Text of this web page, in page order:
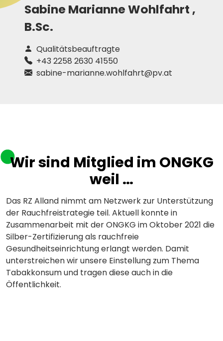
Sabine Marianne Wohlfahrt ,
B.Sc.
Qualitätsbeauftragte
+43 2258 2630 41550
sabine-marianne.wohlfahrt@pv.at
Wir sind Mitglied im ONGKG
weil …
Das RZ Alland nimmt am Netzwerk zur Unterstützung
der Rauchfreistrategie teil. Aktuell konnte in
Zusammenarbeit mit der ONGKG im Oktober 2021 die
Silber-Zertifizierung als rauchfreie
Gesundheitseinrichtung erlangt werden. Damit
unterstreichen wir unsere Einstellung zum Thema
Tabakkonsum und tragen diese auch in die
Öffentlichkeit.